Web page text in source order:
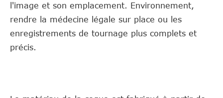
l'image et son emplacement. Environnement,
rendre la médecine légale sur place ou les
enregistrements de tournage plus complets et
précis.